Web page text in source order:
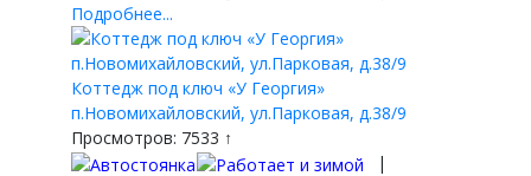
Подробнее...
Коттедж под ключ «У Георгия»
п.Новомихайловский, ул.Парковая, д.38/9
Просмотров: 7533 ↑
|